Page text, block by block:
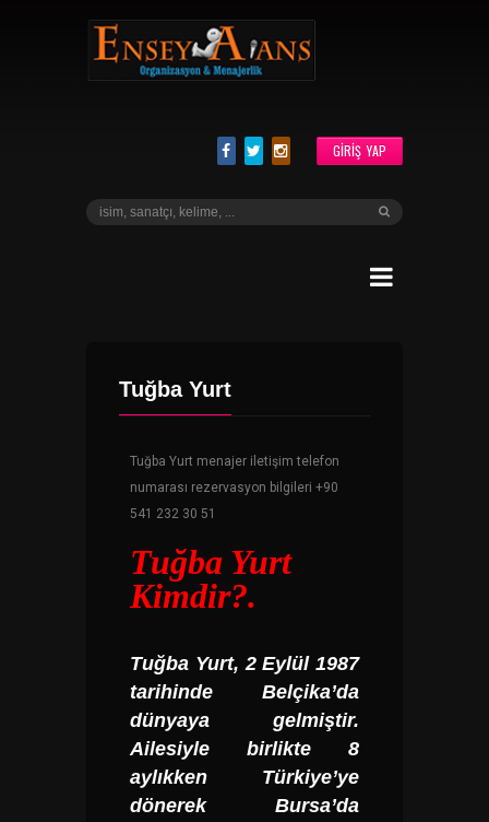
GIRIŞ YAP
Tuğba Yurt
Tuğba Yurt menajer iletişim telefon
numarası rezervasyon bilgileri +90
541 232 30 51
Tuğba Yurt
Kimdir?.
Tuğba Yurt, 2 Eylül 1987
tarihinde Belçika’da
dünyaya gelmiştir.
Ailesiyle birlikte 8
aylıkken Türkiye’ye
dönerek Bursa’da